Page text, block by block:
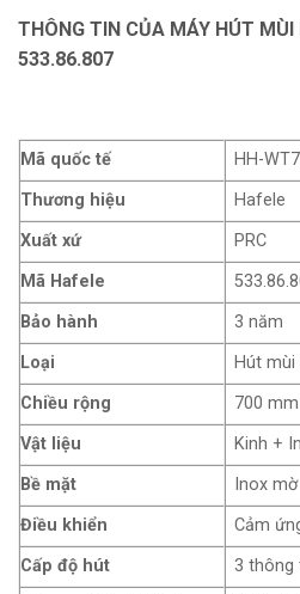
THÔNG TIN CỦA MÁY HÚT
533.86.807
Mã quốc tế
HH-
Thương hiệu
Hafele
Xuất xứ
PRC
Mã Hafele
Bảo hành
3 năm
Loại
Hút
Chiều rộng
700 mm
Vật liệu
Kinh +
Bề mặt
Inox mờ
Điều khiển
Cảm
Cấp độ hút
3 thông